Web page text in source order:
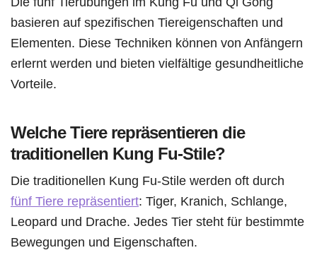
basieren auf spezifischen Tiereigenschaften und
Elementen. Diese Techniken können von Anfängern
erlernt werden und bieten vielfältige gesundheitliche
Vorteile.
Welche Tiere repräsentieren die
traditionellen Kung Fu-Stile?
Die traditionellen Kung Fu-Stile werden oft durch
fünf Tiere repräsentiert: Tiger, Kranich, Schlange,
Leopard und Drache. Jedes Tier steht für bestimmte
Bewegungen und Eigenschaften.